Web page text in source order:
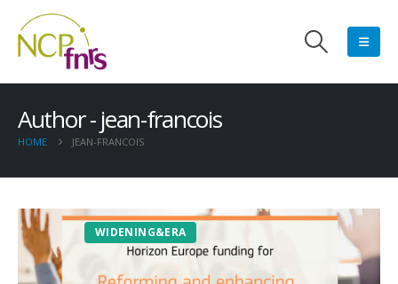
Author - jean-francois
HOME JEAN-FRANCOIS
WIDENING&ERA